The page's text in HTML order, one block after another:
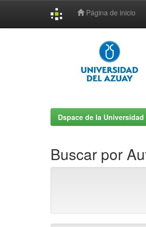
Página de inicio
Dspace de la
Buscar por